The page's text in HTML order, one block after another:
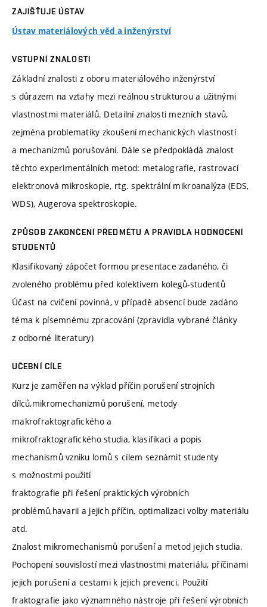
ZAJIŠŤUJE ÚSTAV
Ústav materiálových věd a inženýrství
VSTUPNÍ ZNALOSTI
Základní znalosti z oboru materiálového inženýrství
s důrazem na vztahy mezi reálnou strukturou a užitnými
vlastnostmi materiálů. Detailní znalosti mezních stavů,
zejména problematiky zkoušení mechanických vlastností
a mechanizmů porušování. Dále se předpokládá znalost
těchto experimentálních metod: metalografie, rastrovací
elektronová mikroskopie, rtg. spektrální mikroanalýza (EDS,
WDS), Augerova spektroskopie.
ZPŮSOB ZAKONČENÍ PŘEDMĚTU A PRAVIDLA HODNOCENÍ
STUDENTŮ
Klasifikovaný zápočet formou presentace zadaného, či
zvoleného problému před kolektivem kolegů-studentů
Účast na cvičení povinná, v případě absencí bude zadáno
téma k písemnému zpracování (zpravidla vybrané články
z odborné literatury)
UČEBNÍ CÍLE
Kurz je zaměřen na výklad příčin porušení strojních
dílců,mikromechanizmů porušení, metody
makrofraktografického a
mikrofraktografického studia, klasifikaci a popis
mechanismů vzniku lomů s cílem seznámit studenty
s možnostmi použití
fraktografie při řešení praktických výrobních
problémů,havarii a jejich příčin, optimalizaci volby materiálu
atd.
Znalost mikromechanismů porušení a metod jejich studia.
Pochopení souvislostí mezi vlastnostmi materiálu, příčinami
jejich porušení a cestami k jejich prevenci. Použití
fraktografie jako významného nástroje při řešení výrobních